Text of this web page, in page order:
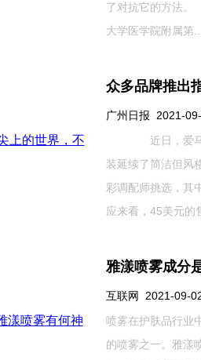
了对抗它的方法
大学医学院附属第
众多品牌推出
广州日报 2021-
近日，爱马仕宣
装延续了简洁但风
彩调配师挑选，
应来看，45美元的
雅漾喷雾成分
互联网 2021-09-
喷雾在护肤品行业
的喷雾之一。雅漾